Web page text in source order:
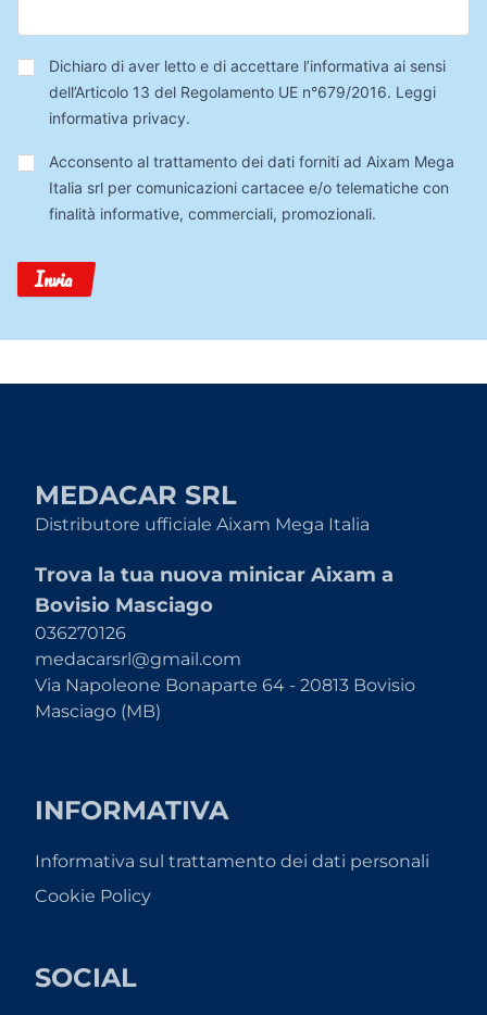
Privacy*
Dichiaro di aver letto e di accettare l’informativa ai sensi
dell’Articolo 13 del Regolamento UE n°679/2016. Leggi
informativa privacy.
Trattamento
Dati
Acconsento al trattamento dei dati forniti ad Aixam Mega
Italia srl per comunicazioni cartacee e/o telematiche con
finalità informative, commerciali, promozionali.
Invia
MEDACAR SRL
Distributore ufficiale Aixam Mega Italia
Trova la tua nuova minicar Aixam a
Bovisio Masciago
036270126
medacarsrl@gmail.com
Via Napoleone Bonaparte 64 - 20813 Bovisio
Masciago (MB)
INFORMATIVA
Informativa sul trattamento dei dati personali
Cookie Policy
SOCIAL